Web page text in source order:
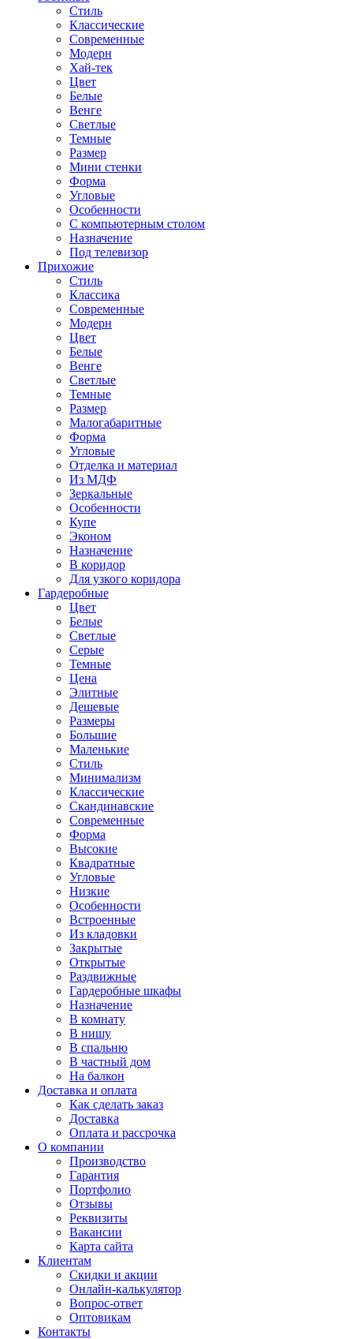
Стиль
Классические
Современные
Модерн
Хай-тек
Цвет
Белые
Венге
Светлые
Темные
Размер
Мини стенки
Форма
Угловые
Особенности
С компьютерным столом
Назначение
Под телевизор
Прихожие
Стиль
Классика
Современные
Модерн
Цвет
Белые
Венге
Светлые
Темные
Размер
Малогабаритные
Форма
Угловые
Отделка и материал
Из МДФ
Зеркальные
Особенности
Купе
Эконом
Назначение
В коридор
Для узкого коридора
Гардеробные
Цвет
Белые
Светлые
Серые
Темные
Цена
Элитные
Дешевые
Размеры
Большие
Маленькие
Стиль
Минимализм
Классические
Скандинавские
Современные
Форма
Высокие
Квадратные
Угловые
Низкие
Особенности
Встроенные
Из кладовки
Закрытые
Открытые
Раздвижные
Гардеробные шкафы
Назначение
В комнату
В нишу
В спальню
В частный дом
На балкон
Доставка и оплата
Как сделать заказ
Доставка
Оплата и рассрочка
О компании
Производство
Гарантия
Портфолио
Отзывы
Реквизиты
Вакансии
Карта сайта
Клиентам
Скидки и акции
Онлайн-калькулятор
Вопрос-ответ
Оптовикам
Контакты